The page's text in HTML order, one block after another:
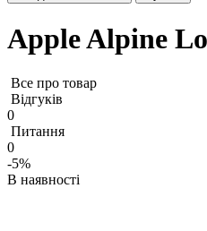
Apple Alpine
Все про товар
Відгуків
0
Питання
0
-5%
В наявності